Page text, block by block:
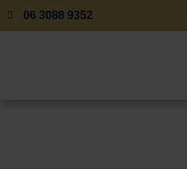
06 3088 9352